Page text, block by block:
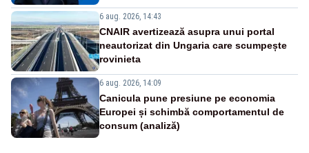
6 aug. 2026, 14:43
CNAIR avertizează asupra unui portal
neautorizat din Ungaria care scumpește
rovinieta
6 aug. 2026, 14:09
Canicula pune presiune pe economia
Europei și schimbă comportamentul de
consum (analiză)